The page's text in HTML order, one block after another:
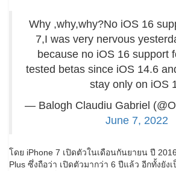
Why ,why,why?No iOS 16
7,I was very nervous
because no iOS 16 support
tested betas since iOS 14.6
stay only on iOS
— Balogh Claudiu Gabriel
June 7, 2022
โดย iPhone 7 เปิดตัวในเดือนกันยายน ปี
Plus ซึ่งถือว่า เปิดตัวมากว่า 6 ปีแล้ว อีกทั้งยัง